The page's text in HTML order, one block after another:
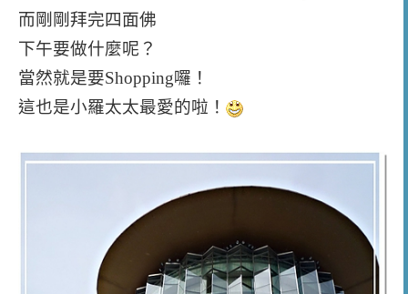
而剛剛拜完四面佛
下午要做什麼呢？
當然就是要Shopping囉！
這也是小羅太太最愛的啦！